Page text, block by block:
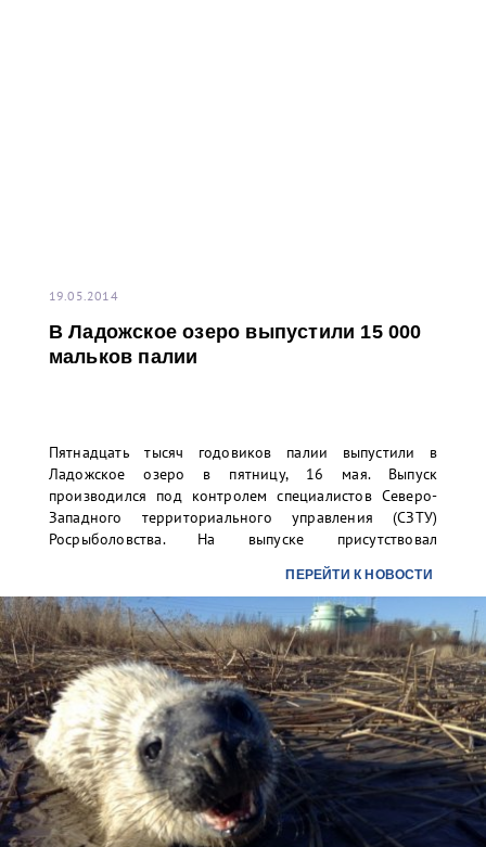
19.05.2014
В Ладожское озеро выпустили 15 000
мальков палии
Пятнадцать тысяч годовиков палии выпустили в
Ладожское озеро в пятницу, 16 мая. Выпуск
производился под контролем специалистов Северо-
Западного территориального управления (СЗТУ)
Росрыболовства. На выпуске присутствовал
Беляев, а также представители ФГУП «Росморпорт».
Молодь рыбы выращивалась по договору об
искусственном воспроизводстве водных биоресурсов
на ФГУП «Федеральный селекционно-генетический
центр рыболовства» в поселке Ропша Ленинградской
области.
ПЕРЕЙТИ К НОВОСТИ